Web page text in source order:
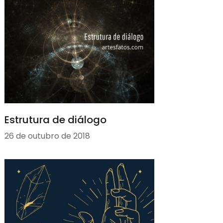
Estrutura de diálogo
26 de outubro de 2018